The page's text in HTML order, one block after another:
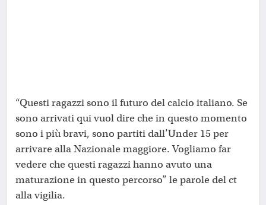
“Questi ragazzi sono il futuro del calcio italiano. Se
sono arrivati qui vuol dire che in questo momento
sono i più bravi, sono partiti dall’Under 15 per
arrivare alla Nazionale maggiore. Vogliamo far
vedere che questi ragazzi hanno avuto una
maturazione in questo percorso” le parole del ct
alla vigilia.